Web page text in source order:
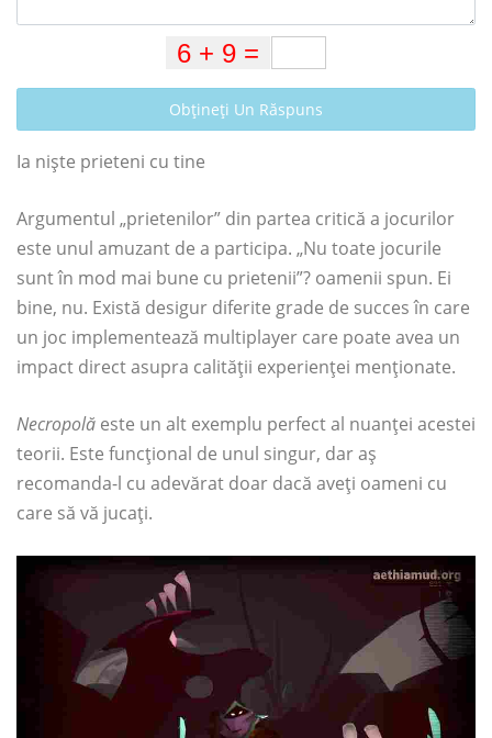
Obțineți Un Răspuns
Ia niște prieteni cu tine
Argumentul „prietenilor” din partea critică a jocurilor
este unul amuzant de a participa. „Nu toate jocurile
sunt în mod mai bune cu prietenii”? oamenii spun. Ei
bine, nu. Există desigur diferite grade de succes în care
un joc implementează multiplayer care poate avea un
impact direct asupra calității experienței menționate.
Necropolă este un alt exemplu perfect al nuanței acestei
teorii. Este funcțional de unul singur, dar aș
recomanda-l cu adevărat doar dacă aveți oameni cu
care să vă jucați.